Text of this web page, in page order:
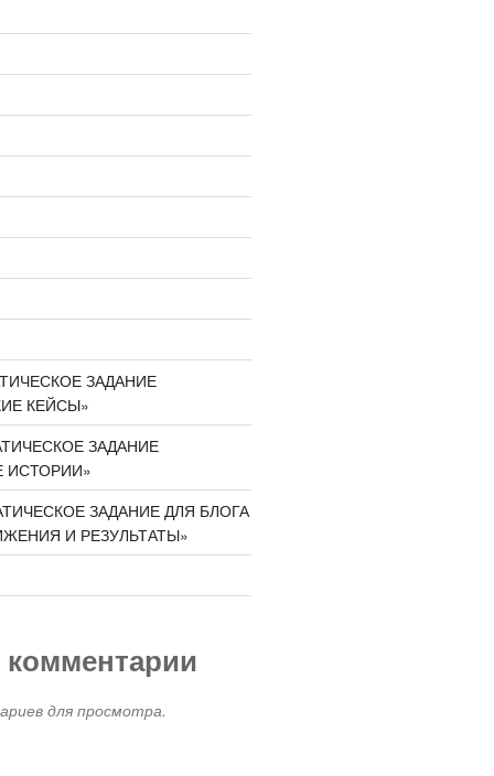
ЗАДАНИЕ
КЕЙСЫ»
ЗАДАНИЕ
ИСТОРИИ»
ЗАДАНИЕ ДЛЯ БЛОГА
И РЕЗУЛЬТАТЫ»
для просмотра.